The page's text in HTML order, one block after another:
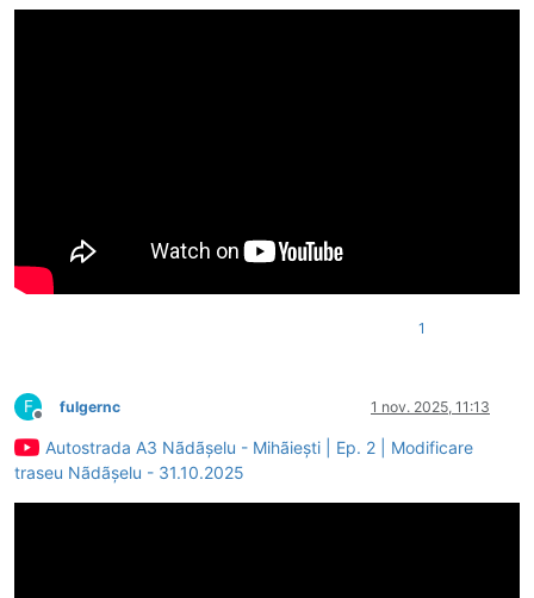
1
F
Deconectat
fulgernc 1 nov. 2025, 11:13
Autostrada A3 Nãdãșelu - Mihãiești | Ep. 2 | Modificare
traseu Nãdãșelu - 31.10.2025